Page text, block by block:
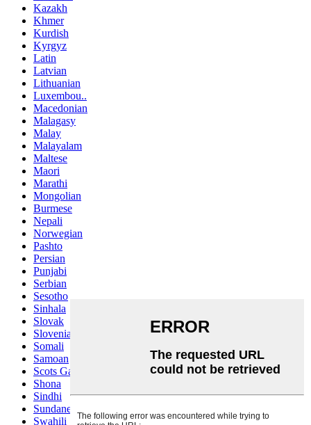
Kazakh
Khmer
Kurdish
Kyrgyz
Latin
Latvian
Lithuanian
Luxembou..
Macedonian
Malagasy
Malay
Malayalam
Maltese
Maori
Marathi
Mongolian
Burmese
Nepali
Norwegian
Pashto
Persian
Punjabi
Serbian
Sesotho
Sinhala
Slovak
Slovenian
Somali
Samoan
Scots Gaelic
Shona
Sindhi
Sundanese
Swahili